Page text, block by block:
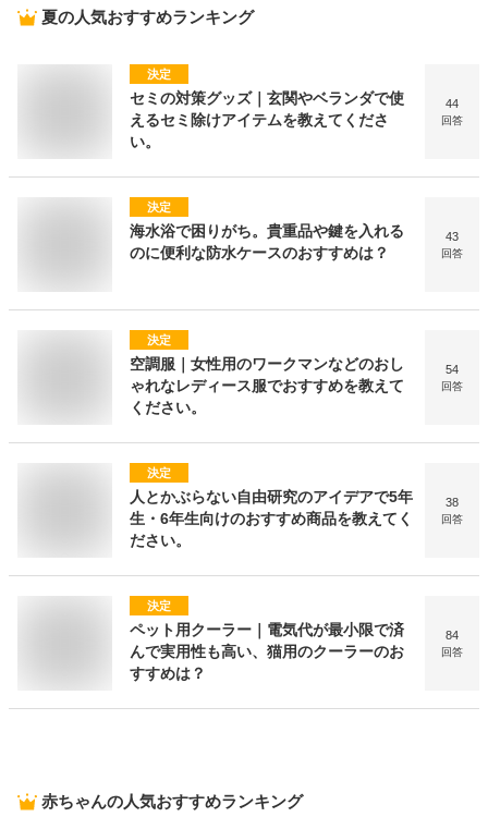
夏の人気おすすめランキング
決定
セミの対策グッズ｜玄関やベランダで使
えるセミ除けアイテムを教えてくださ
い。
44
回答
決定
海水浴で困りがち。貴重品や鍵を入れる
のに便利な防水ケースのおすすめは？
43
回答
決定
空調服｜女性用のワークマンなどのおし
ゃれなレディース服でおすすめを教えて
ください。
54
回答
決定
人とかぶらない自由研究のアイデアで5年
生・6年生向けのおすすめ商品を教えてく
ださい。
38
回答
決定
ペット用クーラー｜電気代が最小限で済
んで実用性も高い、猫用のクーラーのお
すすめは？
84
回答
赤ちゃんの人気おすすめランキング